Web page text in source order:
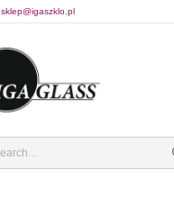
sklep@igaszklo.pl